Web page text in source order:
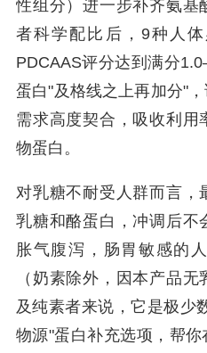
性组分）进一步补齐氨基
者科学配比后，9种人
PDCAAS评分达到满分
蛋白"及格线之上再加分"
需求高度契合，吸收利用
物蛋白。
对乳糖不耐受人群而言，
乳糖和酪蛋白，冲调后不
胀气腹泻，肠胃敏感的
（奶素除外，因本产品无
及纯素者来说，它是极少
物源"蛋白补充选项，帮